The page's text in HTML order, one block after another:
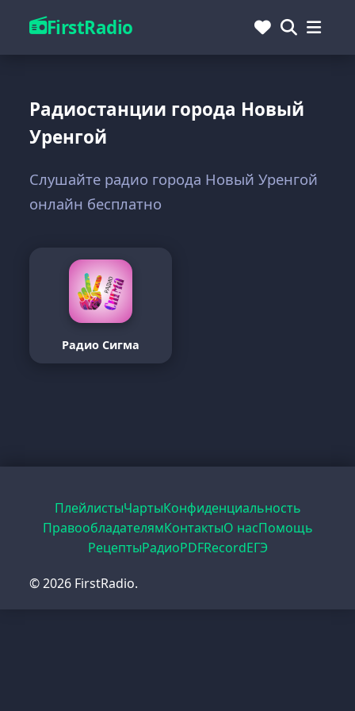
FirstRadio
Радиостанции города Новый
Уренгой
Слушайте радио города Новый Уренгой
онлайн бесплатно
Радио Сигма
ПлейлистыЧартыКонфиденциальность
ПравообладателямКонтактыО насПомощь
РецептыРадиоPDFRecordЕГЭ
© 2026 FirstRadio.